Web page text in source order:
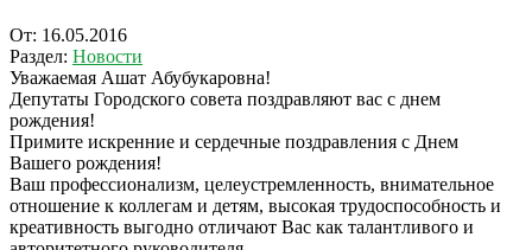
От: 16.05.2016
Раздел: Новости
Уважаемая Ашат Абубукаровна!
Депутаты Городского совета поздравляют вас с днем
рождения!
Примите искренние и сердечные поздравления с Днем
Вашего рождения!
Ваш профессионализм, целеустремленность, внимательное
отношение к коллегам и детям, высокая трудоспособность и
креативность выгодно отличают Вас как талантливого и